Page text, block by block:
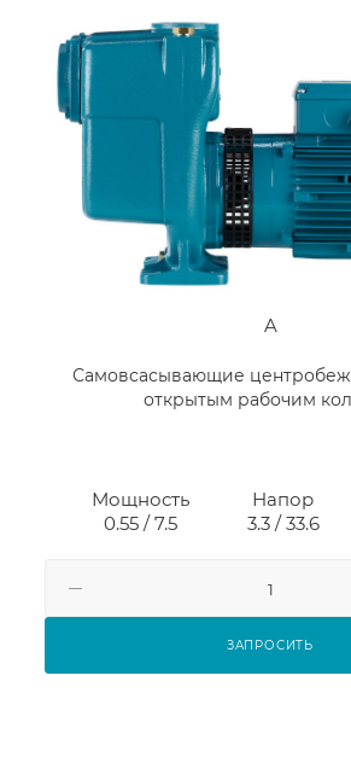
A
Самовсасывающие
открытым рабочим
Мощность
0.55 / 7.5
Напор
3.3 / 33.6
ЗАПРОСИТЬ